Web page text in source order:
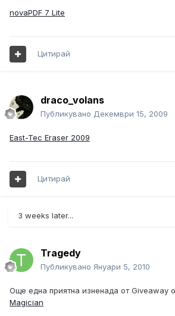
novaPDF 7 Lite
Цитирай
draco_volans
Публикувано Декември 15, 2009
East-Tec Eraser 2009
Цитирай
3 weeks later...
Tragedy
Публикувано Януари 5, 2010
Още една приятна изненада от Giveaway
Magician